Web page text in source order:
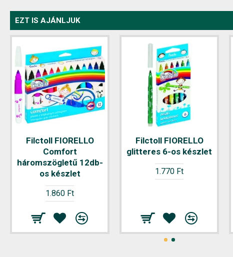
EZT IS AJÁNLJUK
Filctoll FIORELLO
Comfort
háromszögletű 12db-
os készlet
1.860 Ft
Filctoll FIORELLO
glitteres 6-os készlet
1.770 Ft